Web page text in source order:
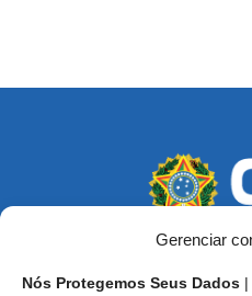
Gerenciar
Nós Protegemos Seus Dados |
Endereço: SCS, Quadra 02,